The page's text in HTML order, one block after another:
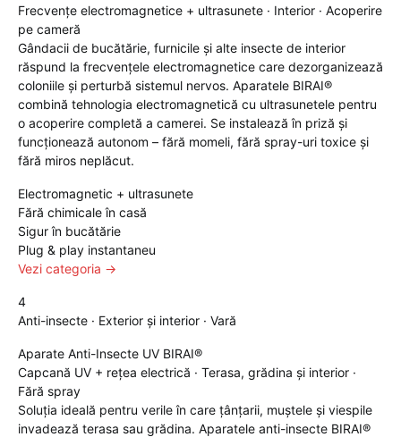
Frecvențe electromagnetice + ultrasunete · Interior · Acoperire
pe cameră
Gândacii de bucătărie, furnicile și alte insecte de interior
răspund la frecvențele electromagnetice care dezorganizează
coloniile și perturbă sistemul nervos. Aparatele BIRAI®
combină tehnologia electromagnetică cu ultrasunetele pentru
o acoperire completă a camerei. Se instalează în priză și
funcționează autonom – fără momeli, fără spray-uri toxice și
fără miros neplăcut.
Electromagnetic + ultrasunete
Fără chimicale în casă
Sigur în bucătărie
Plug & play instantaneu
Vezi categoria →
4
Anti-insecte · Exterior și interior · Vară
Aparate Anti-Insecte UV BIRAI®
Capcană UV + rețea electrică · Terasa, grădina și interior ·
Fără spray
Soluția ideală pentru verile în care țânțarii, muștele și viespile
invadează terasa sau grădina. Aparatele anti-insecte BIRAI®